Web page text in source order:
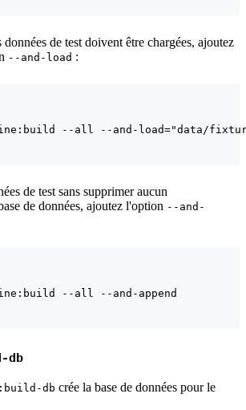
de test doivent être chargées, ajoutez
--and-load :
de test sans supprimer aucun
de données, ajoutez l'option --and-
db
db crée la base de données pour le